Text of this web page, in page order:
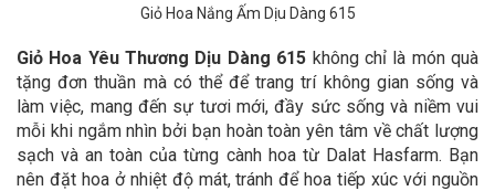
Giỏ Hoa Nắng Ấm Dịu Dàng 615
Giỏ Hoa Yêu Thương Dịu Dàng 615 không chỉ là món quà
tặng đơn thuần mà có thể để trang trí không gian sống và
làm việc, mang đến sự tươi mới, đầy sức sống và niềm vui
mỗi khi ngắm nhìn bởi bạn hoàn toàn yên tâm về chất lượng
sạch và an toàn của từng cành hoa từ Dalat Hasfarm. Bạn
nên đặt hoa ở nhiệt độ mát, tránh để hoa tiếp xúc với nguồn